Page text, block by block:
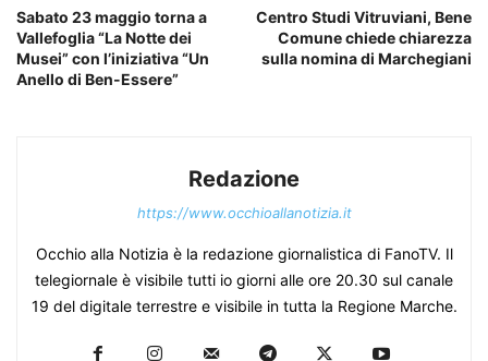
Sabato 23 maggio torna a
Vallefoglia “La Notte dei
Musei” con l’iniziativa “Un
Anello di Ben-Essere”
Centro Studi Vitruviani, Bene
Comune chiede chiarezza
sulla nomina di Marchegiani
Redazione
https://www.occhioallanotizia.it
Occhio alla Notizia è la redazione giornalistica di FanoTV. Il
telegiornale è visibile tutti io giorni alle ore 20.30 sul canale
19 del digitale terrestre e visibile in tutta la Regione Marche.